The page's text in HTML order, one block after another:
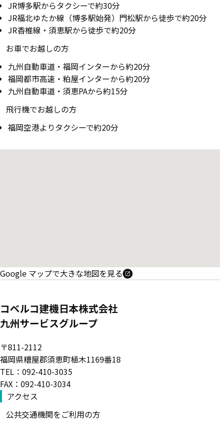
JR博多駅からタクシーで約30分
JR福北ゆたか線（博多駅始発）門松駅から徒歩で約20分
JR香椎線・須恵駅から徒歩で約20分
お車でお越しの方
九州自動車道・福岡インターから約20分
福岡都市高速・粕屋インターから約20分
九州自動車道・須恵PAから約15分
飛行機でお越しの方
福岡空港よりタクシーで約20分
Google マップで大きな地図を見る
コベルコ建機日本株式会社
九州サービスグループ
〒811-2112
福岡県糟屋郡須恵町植木1169番18
TEL：092-410-3035
FAX：092-410-3034
アクセス
公共交通機関をご利用の方